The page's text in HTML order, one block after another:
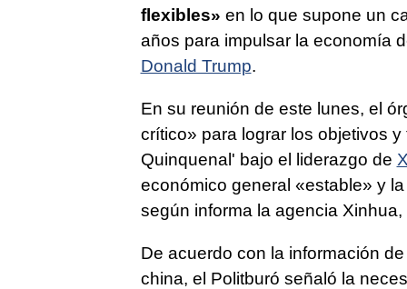
flexibles» en lo que supone un
años para impulsar la economía
Donald Trump.
En su reunión de este lunes, el
crítico» para lograr los objetivos
Quinquenal' bajo el liderazgo de
económico general «estable» y
según informa la agencia
De acuerdo con la información
china, el Politburó señaló la